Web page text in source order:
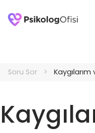
Soru Sor